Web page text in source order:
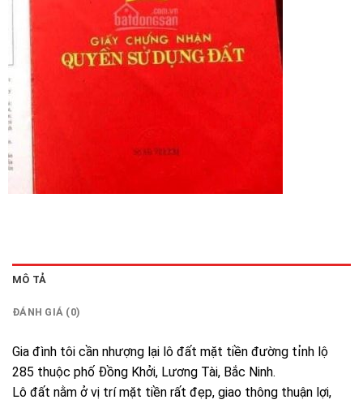
MÔ TẢ
ĐÁNH GIÁ (0)
Gia đình tôi cần nhượng lại lô đất mặt tiền đường tỉnh lộ
285 thuộc phố Đồng Khởi, Lương Tài, Bắc Ninh.
Lô đất nằm ở vị trí mặt tiền rất đẹp, giao thông thuận lợi,